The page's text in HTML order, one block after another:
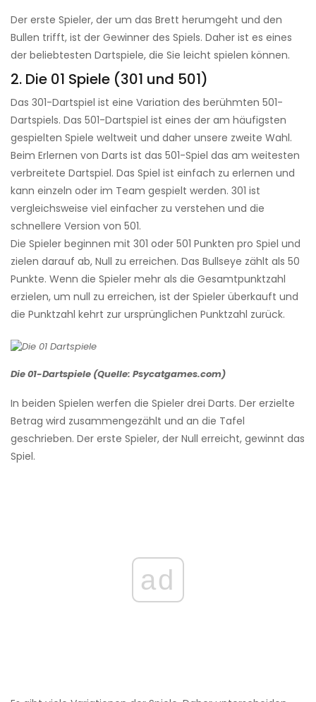
Der erste Spieler, der um das Brett herumgeht und den
Bullen trifft, ist der Gewinner des Spiels. Daher ist es eines
der beliebtesten Dartspiele, die Sie leicht spielen können.
2. Die 01 Spiele (301 und 501)
Das 301-Dartspiel ist eine Variation des berühmten 501-
Dartspiels. Das 501-Dartspiel ist eines der am häufigsten
gespielten Spiele weltweit und daher unsere zweite Wahl.
Beim Erlernen von Darts ist das 501-Spiel das am weitesten
verbreitete Dartspiel. Das Spiel ist einfach zu erlernen und
kann einzeln oder im Team gespielt werden. 301 ist
vergleichsweise viel einfacher zu verstehen und die
schnellere Version von 501.
Die Spieler beginnen mit 301 oder 501 Punkten pro Spiel und
zielen darauf ab, Null zu erreichen. Das Bullseye zählt als 50
Punkte. Wenn die Spieler mehr als die Gesamtpunktzahl
erzielen, um null zu erreichen, ist der Spieler überkauft und
die Punktzahl kehrt zur ursprünglichen Punktzahl zurück.
Die 01-Dartspiele (Quelle: Psycatgames.com)
In beiden Spielen werfen die Spieler drei Darts. Der erzielte
Betrag wird zusammengezählt und an die Tafel
geschrieben. Der erste Spieler, der Null erreicht, gewinnt das
Spiel.
ad